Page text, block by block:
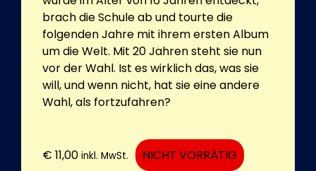
brach die Schule ab und tourte die
folgenden Jahre mit ihrem ersten Album
um die Welt. Mit 20 Jahren steht sie nun
vor der Wahl. Ist es wirklich das, was sie
will, und wenn nicht, hat sie eine andere
Wahl, als fortzufahren?
€ 11,00 inkl. MwSt. NICHT VORRÄTIG